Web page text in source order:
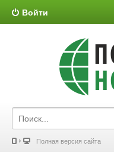
Войти
Полная версия сайта